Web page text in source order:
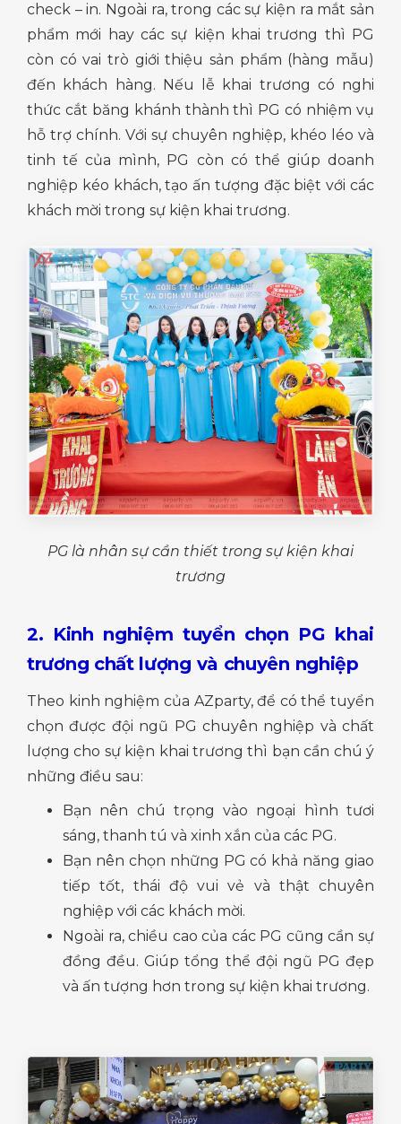
check – in. Ngoài ra, trong các sự kiện ra mắt sản
phẩm mới hay các sự kiện khai trương thì PG
còn có vai trò giới thiệu sản phẩm (hàng mẫu)
đến khách hàng. Nếu lễ khai trương có nghi
thức cắt băng khánh thành thì PG có nhiệm vụ
hỗ trợ chính. Với sự chuyên nghiệp, khéo léo và
tinh tế của mình, PG còn có thể giúp doanh
nghiệp kéo khách, tạo ấn tượng đặc biệt với các
khách mời trong sự kiện khai trương.
PG là nhân sự cần thiết trong sự kiện khai
trương
2. Kinh nghiệm tuyển chọn PG khai
trương chất lượng và chuyên nghiệp
Theo kinh nghiệm của AZparty, để có thể tuyển
chọn được đội ngũ PG chuyên nghiệp và chất
lượng cho sự kiện khai trương thì bạn cần chú ý
những điều sau:
Bạn nên chú trọng vào ngoại hình tươi
sáng, thanh tú và xinh xắn của các PG.
Bạn nên chọn những PG có khả năng giao
tiếp tốt, thái độ vui vẻ và thật chuyên
nghiệp với các khách mời.
Ngoài ra, chiều cao của các PG cũng cần sự
đồng đều. Giúp tổng thể đội ngũ PG đẹp
và ấn tượng hơn trong sự kiện khai trương.